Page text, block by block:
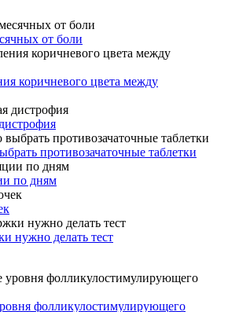
от боли
коричневого цвета между
противозачаточные таблетки
по дням
нужно делать тест
фолликулостимулирующего